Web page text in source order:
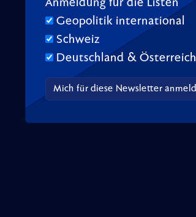
Anmeldung für die Listen
Geopolitik international
Schweiz
Deutschland & Österreich